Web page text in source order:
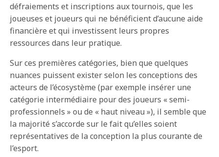
défraiements et inscriptions aux tournois, que les
joueuses et joueurs qui ne bénéficient d’aucune aide
financière et qui investissent leurs propres
ressources dans leur pratique.
Sur ces premières catégories, bien que quelques
nuances puissent exister selon les conceptions des
acteurs de l’écosystème (par exemple insérer une
catégorie intermédiaire pour des joueurs « semi-
professionnels » ou de « haut niveau »), il semble que
la majorité s’accorde sur le fait qu’elles soient
représentatives de la conception la plus courante de
l’esport.